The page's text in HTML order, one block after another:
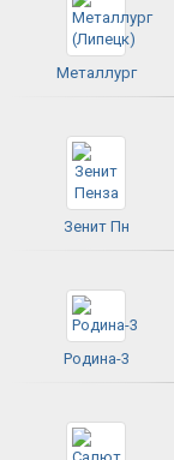
Металлург
Зенит Пн
Родина-3